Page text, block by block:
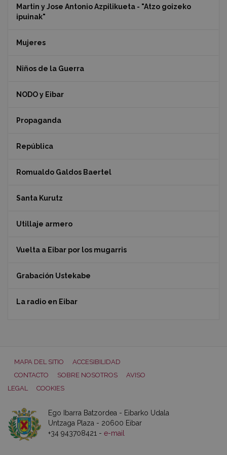
Martin y Jose Antonio Azpilikueta - "Atzo goizeko
ipuinak"
Mujeres
Niños de la Guerra
NODO y Eibar
Propaganda
República
Romualdo Galdos Baertel
Santa Kurutz
Utillaje armero
Vuelta a Eibar por los mugarris
Grabación Ustekabe
La radio en Eibar
MAPA DEL SITIO
ACCESIBILIDAD
CONTACTO
SOBRE NOSOTROS
AVISO
LEGAL
COOKIES
Ego Ibarra Batzordea - Eibarko Udala
Untzaga Plaza - 20600 Eibar
+34 943708421 - e-mail